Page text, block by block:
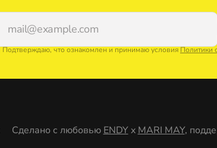
Подтверждаю, что ознакомлен и принимаю условияПолитики
Сделано с любовью ENDY x MARI MAY,